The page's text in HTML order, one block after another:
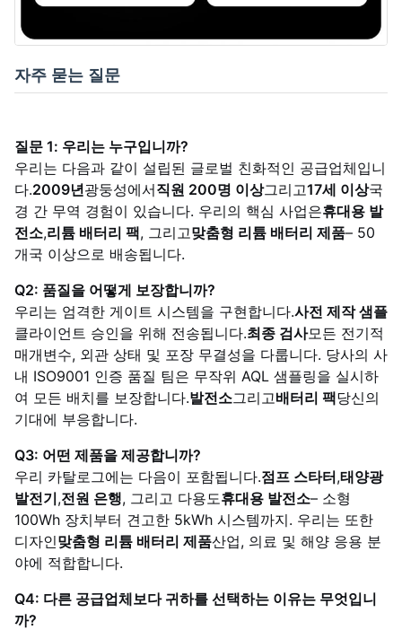
자주 묻는 질문
질문 1: 우리는 누구입니까?
우리는 다음과 같이 설립된 글로벌 친화적인 공급업체입니
다.2009년광둥성에서직원 200명 이상그리고17세 이상국
경 간 무역 경험이 있습니다. 우리의 핵심 사업은휴대용 발
전소,리튬 배터리 팩, 그리고맞춤형 리튬 배터리 제품– 50
개국 이상으로 배송됩니다.
Q2: 품질을 어떻게 보장합니까?
우리는 엄격한 게이트 시스템을 구현합니다.사전 제작 샘플
클라이언트 승인을 위해 전송됩니다.최종 검사모든 전기적
매개변수, 외관 상태 및 포장 무결성을 다룹니다. 당사의 사
내 ISO9001 인증 품질 팀은 무작위 AQL 샘플링을 실시하
여 모든 배치를 보장합니다.발전소그리고배터리 팩당신의
기대에 부응합니다.
Q3: 어떤 제품을 제공합니까?
우리 카탈로그에는 다음이 포함됩니다.점프 스타터,태양광
발전기,전원 은행, 그리고 다용도휴대용 발전소– 소형
100Wh 장치부터 견고한 5kWh 시스템까지. 우리는 또한
디자인맞춤형 리튬 배터리 제품산업, 의료 및 해양 응용 분
야에 적합합니다.
Q4: 다른 공급업체보다 귀하를 선택하는 이유는 무엇입니
까?